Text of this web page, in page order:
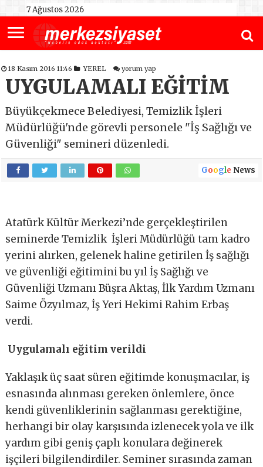
7 Ağustos 2026
18 Kasım 2016 11:46 YEREL yorum yap
UYGULAMALI EĞİTİM
Büyükçekmece Belediyesi, Temizlik İşleri
Müdürlüğü'nde görevli personele "İş Sağlığı ve
Güvenliği" semineri düzenledi.
Google News
Atatürk Kültür Merkezi’nde gerçekleştirilen
seminerde Temizlik İşleri Müdürlüğü tam kadro
yerini alırken, gelenek haline getirilen İş sağlığı
ve güvenliği eğitimini bu yıl İş Sağlığı ve
Güvenliği Uzmanı Büşra Aktaş, İlk Yardım Uzmanı
Saime Özyılmaz, İş Yeri Hekimi Rahim Erbaş
verdi.
Uygulamalı eğitim verildi
Yaklaşık üç saat süren eğitimde konuşmacılar, iş
esnasında alınması gereken önlemlere, önce
kendi güvenliklerinin sağlanması gerektiğine,
herhangi bir olay karşısında izlenecek yola ve ilk
yardım gibi geniş çaplı konulara değinerek
işçileri bilgilendirdiler. Seminer sırasında zaman